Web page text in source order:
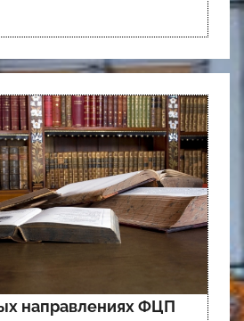
направлениях ФЦП